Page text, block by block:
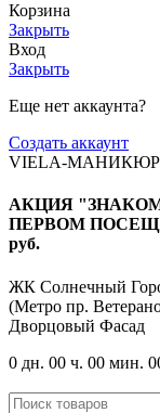
Корзина
Закрыть
Вход
Закрыть
Еще нет аккаунта?
Создать аккаунт
VIELA-МАНИКЮР
АКЦИЯ
ПЕРВОМ
руб.
ЖК Солнечный
(Метро пр.
Дворцовый Фасад
0 дн. 00 ч. 00 мин.